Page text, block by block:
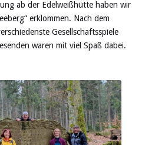
ab der Edelweißhütte haben wir
erklommen. Nach dem
Gesellschaftsspiele
waren mit viel Spaß dabei.